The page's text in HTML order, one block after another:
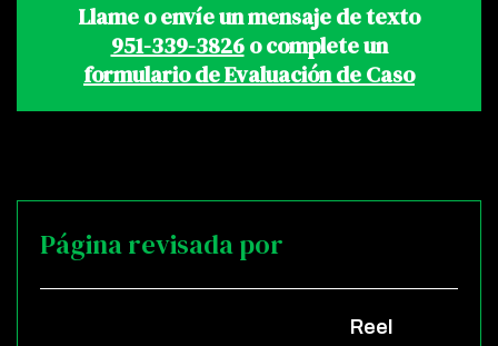
Llame o envíe un mensaje de texto
951-339-3826o complete un
formulario de Evaluación de Caso
Página revisada por
Reel